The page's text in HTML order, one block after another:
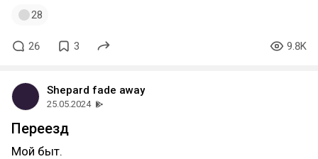
28
26 3 9.8K
Shepard fade away
25.05.2024
Переезд
Мой быт.